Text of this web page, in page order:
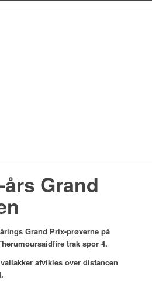
Grand
Grand Prix-prøverne på
trak spor 4.
afvikles over distancen